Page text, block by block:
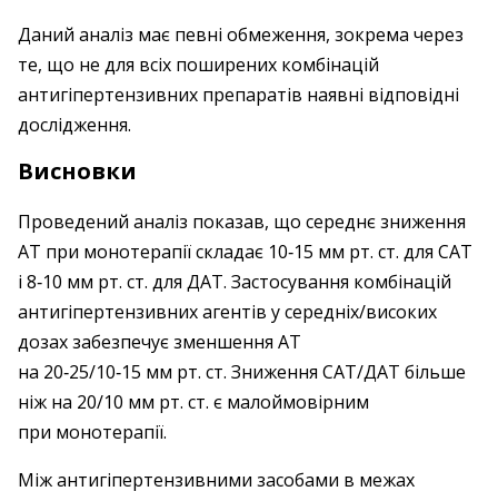
Даний аналіз має певні обмеження, зокрема через
те, що не для всіх поширених комбінацій
антигіпертензивних препаратів наявні відповідні
дослідження.
Висновки
Проведений аналіз показав, що середнє зниження
АТ при монотерапії складає 10‑15 мм рт. ст. для САТ
і 8‑10 мм рт. ст. для ДАТ. Застосування комбінацій
антигіпертензивних агентів у середніх/високих
дозах забезпечує зменшення АТ
на 20‑25/10‑15 мм рт. ст. Зниження САТ/ДАТ більше
ніж на 20/10 мм рт. ст. є малоймовірним
при монотерапії.
Між антигіпертензивними засобами в межах